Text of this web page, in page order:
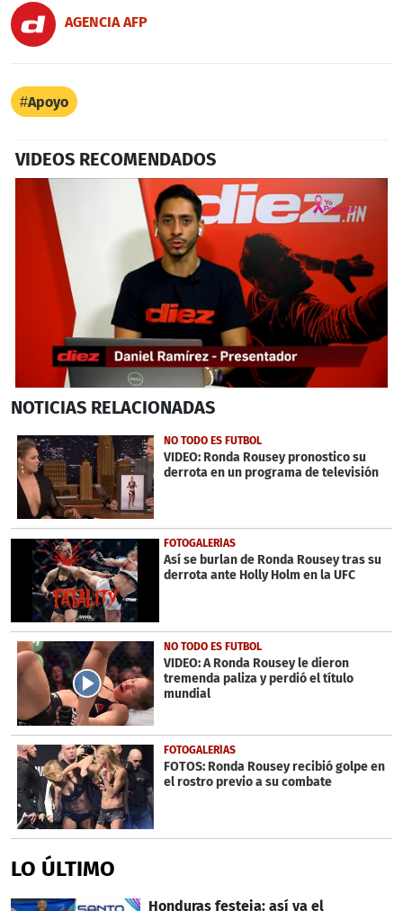
AGENCIA AFP
Apoyo
VIDEOS RECOMENDADOS
seconds
2
minutes,
31
seconds
NOTICIAS RELACIONADAS
NO TODO ES FUTBOL
VIDEO: Ronda Rousey pronostico su
derrota en un programa de televisión
FOTOGALERÍAS
Así se burlan de Ronda Rousey tras su
derrota ante Holly Holm en la UFC
NO TODO ES FUTBOL
VIDEO: A Ronda Rousey le dieron
tremenda paliza y perdió el título
mundial
FOTOGALERÍAS
FOTOS: Ronda Rousey recibió golpe en
el rostro previo a su combate
LO ÚLTIMO
Honduras festeja: así va el